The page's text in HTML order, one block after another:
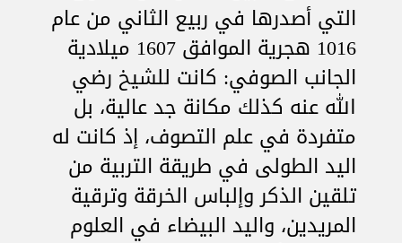
التي أصدرها في ربيع الثاني من عام
1016 هجرية الموافق 1607 ميلادية
الجانب الصوفي: كانت للشيخ رضي
الله عنه كذلك مكانة جد عالية، بل
متفردة في علم التصوف، إذ كانت له
اليد الطولى في طريقة التربية من
تلقين الذكر وإلباس الخرقة وترقية
المريدين، واليد البيضاء في العلوم